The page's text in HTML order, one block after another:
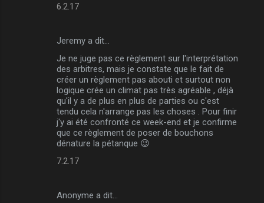
6.2.17
Jeremy a dit…
Je ne juge pas ce règlement sur l'interprétation
des arbitres, mais je constate que le fait de
créer un règlement pas abouti et surtout non
logique crée un climat pas très agréable , déjà
qu'il y a de plus en plus de parties ou c'est
tendu cela n'arrange pas les choses . Pour finir
j'y ai été confronté ce week-end et je confirme
que ce règlement de poser de bouchons
dénature la pétanque 😉
7.2.17
Anonyme a dit…